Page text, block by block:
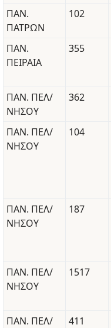
ΠΑΝ.
ΠΑΤΡΩΝ
102
ΠΑΝ.
ΠΕΙΡΑΙΑ
355
ΠΑΝ. ΠΕΛ/
ΝΗΣΟΥ
362
ΠΑΝ. ΠΕΛ/
ΝΗΣΟΥ
104
ΠΑΝ. ΠΕΛ/
ΝΗΣΟΥ
187
ΠΑΝ. ΠΕΛ/
ΝΗΣΟΥ
1517
ΠΑΝ. ΠΕΛ/
411